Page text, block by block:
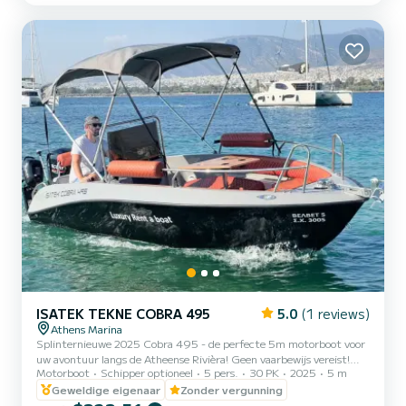
mainsail en een Furling genoa Het hee...
ISATEK TEKNE COBRA 495 5.0 (1 reviews)
Athens Marina
Splinternieuwe 2025 Cobra 495 - de perfecte 5m motorboot voor
uw avontuur langs de Atheense Rivièra! Geen vaarbewijs vereist!
Makkelijk en veilig te besturen, zelfs voor beginners. Uitgerust met
betrouwbare hoofdmotor + reserveback-upmotor voor maximale
Motorboot Schipper optioneel 5 pers. 30 PK 2025
5 m
Geweldige eigenaar
Zonder vergunning